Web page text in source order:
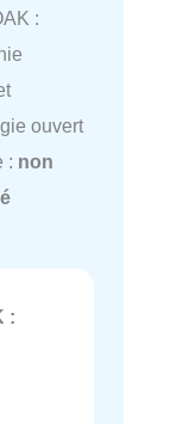
:
ouvert
: non
: